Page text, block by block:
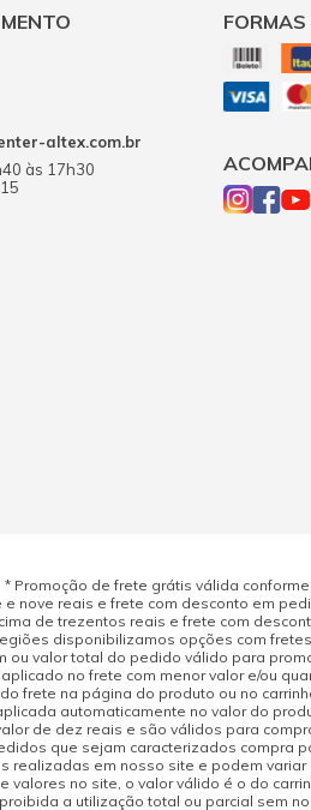
altex.com.br
às 17h30
* Promoção de frete grátis válida
nove reais e frete com desconto em
de trezentos reais e frete com
disponibilizamos opções com
ou valor total do pedido válido para
no frete com menor valor e/ou
frete na página do produto ou no
automaticamente no valor do
de dez reais e são válidos para
que sejam caracterizados
realizadas em nosso site e podem
no site, o valor válido é o do
a utilização total ou parcial sem